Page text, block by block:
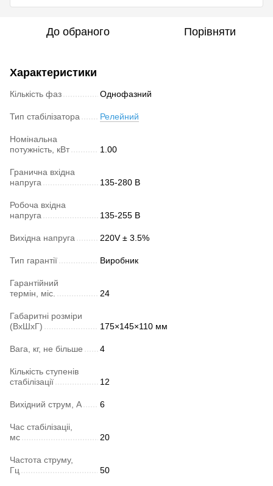
До обраного Порівняти
Характеристики
Кількість фаз Однофазний
Тип стабілізатора Релейний
Номінальна
потужність, кВт
1.00
Гранична вхідна
напруга
135-280 В
Робоча вхідна
напруга
135-255 В
Вихідна напруга 220V ± 3.5%
Тип гарантії Виробник
Гарантійний
термін, міс.
24
Габаритні розміри
(ВхШхГ)
175×145×110 мм
Вага, кг, не більше 4
Кількість ступенів
стабілізації
12
Вихідний струм, А 6
Час стабілізаціі,
мс
20
Частота струму,
Гц
50